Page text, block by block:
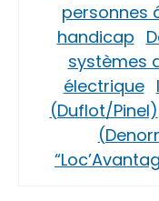
personnes
handicap
systèmes
électrique
(Duflot/Pinel)